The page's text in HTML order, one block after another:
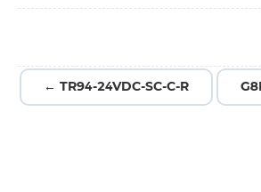
← TR94-24VDC-SC-C-R